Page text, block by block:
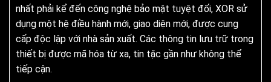
nhất phải kể đến công nghệ bảo mật tuyệt đối, XOR sử
dụng một hệ điều hành mới, giao diện mới, được cung
cấp độc lập với nhà sản xuất. Các thông tin lưu trữ trong
thiết bị được mã hóa từ xa, tin tặc gần như không thể
tiếp cận.